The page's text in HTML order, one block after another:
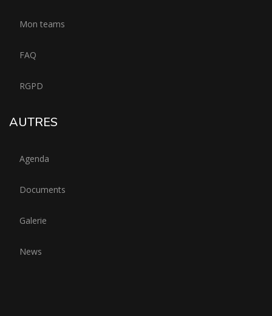
Mon teams
FAQ
RGPD
AUTRES
Agenda
Documents
Galerie
News